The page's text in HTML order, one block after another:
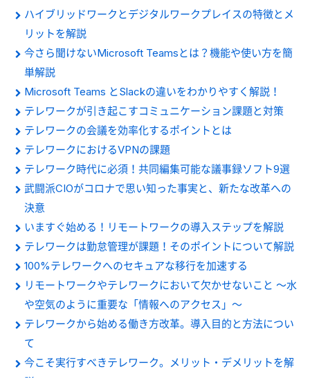
ハイブリッドワークとデジタルワークプレイスの特徴とメ
リットを解説
今さら聞けないMicrosoft Teamsとは？機能や使い方を簡
単解説
Microsoft Teams とSlackの違いをわかりやすく解説！
テレワークが引き起こすコミュニケーション課題と対策
テレワークの会議を効率化するポイントとは
テレワークにおけるVPNの課題
テレワーク時代に必須！共同編集可能な議事録ソフト9選
武闘派CIOがコロナで思い知った事実と、新たな改革への
決意
いますぐ始める！リモートワークの導入ステップを解説
テレワークは勤怠管理が課題！そのポイントについて解説
100%テレワークへのセキュアな移行を加速する
リモートワークやテレワークにおいて欠かせないこと ～水
や空気のように重要な「情報へのアクセス」～
テレワークから始める働き方改革。導入目的と方法につい
て
今こそ実行すべきテレワーク。メリット・デメリットを解